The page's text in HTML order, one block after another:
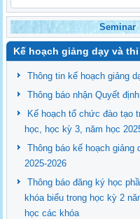
Seminar
Kế hoạch giảng dạy và
Thông tin kế hoạch giảng
Thông báo nhận Quyết
Kế hoạch tổ chức đào tạo
học, học kỳ 3, năm học
Thông báo kế hoạch giảng
2025-2026
Thông báo đăng ký học
khóa biểu trong học kỳ 2
học các khóa